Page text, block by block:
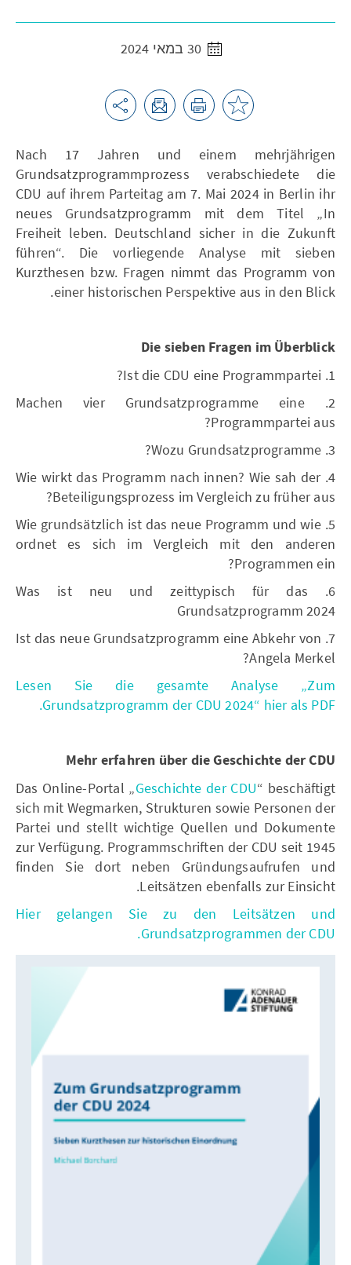
Nach 17 Jahren und einem mehrjährigen
Grundsatzprogrammprozess verabschiedete die
CDU auf ihrem Parteitag am 7. Mai 2024 in Berlin ihr
neues Grundsatzprogramm mit dem Titel „In
Freiheit leben. Deutschland sicher in die Zukunft
führen“. Die vorliegende Analyse mit sieben
Kurzthesen bzw. Fragen nimmt das Programm von
einer historischen Perspektive aus in den Blick.
Die sieben Fragen im Überblick
1. Ist die CDU eine Programmpartei?
2. Machen vier Grundsatzprogramme eine
Programmpartei aus?
3. Wozu Grundsatzprogramme?
4. Wie wirkt das Programm nach innen? Wie sah der
Beteiligungsprozess im Vergleich zu früher aus?
5. Wie grundsätzlich ist das neue Programm und wie
ordnet es sich im Vergleich mit den anderen
Programmen ein?
6. Was ist neu und zeittypisch für das
Grundsatzprogramm 2024
7. Ist das neue Grundsatzprogramm eine Abkehr von
Angela Merkel?
Lesen Sie die gesamte Analyse „Zum
Grundsatzprogramm der CDU 2024“ hier als PDF.
Mehr erfahren über die Geschichte der CDU
Das Online-Portal „Geschichte der CDU“ beschäftigt
sich mit Wegmarken, Strukturen sowie Personen der
Partei und stellt wichtige Quellen und Dokumente
zur Verfügung. Programmschriften der CDU seit 1945
finden Sie dort neben Gründungsaufrufen und
Leitsätzen ebenfalls zur Einsicht.
Hier gelangen Sie zu den Leitsätzen und
Grundsatzprogrammen der CDU.